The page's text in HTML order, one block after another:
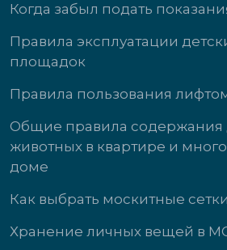
Когда забыл подать
Правила эксплуатации
площадок
Правила пользования
Общие правила
животных в квартире и
доме
Как выбрать москитные
Хранение личных вещей в